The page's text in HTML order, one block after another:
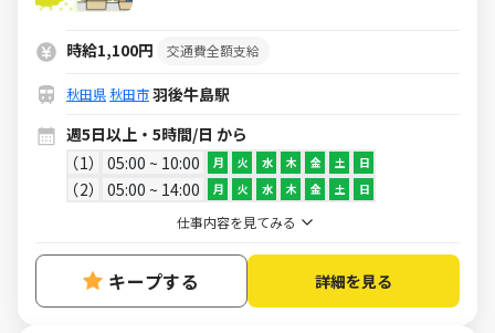
時給1,100円 交通費全額支給
秋田県秋田市羽後牛島駅
週5日以上・5時間/日 から
1
05:00 ~ 10:00 月 火 水 木 金 土 日
2 05:00 ~ 14:00 月 火 水 木 金 土 日
仕事内容を見てみる
キープする 詳細を見る